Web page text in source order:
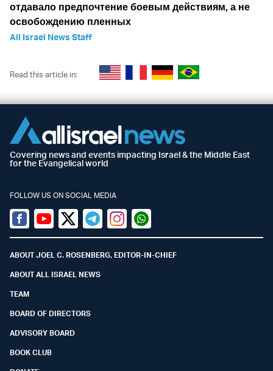
отдавало предпочтение боевым действиям, а не
освобождению пленных
All Israel News Staff
Read this article in:
Covering news and events impacting Israel & the Middle East
for the Evangelical world
FOLLOW US ON SOCIAL MEDIA
Facebook
YoutubeTwitter (X)
TelegramInstagramWhatsapp
ABOUT JOEL C. ROSENBERG, EDITOR-IN-CHIEF
ABOUT ALL ISRAEL NEWS
TEAM
BOARD OF DIRECTORS
ADVISORY BOARD
BOOK CLUB